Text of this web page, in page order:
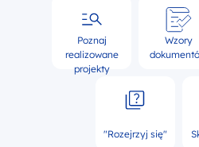
Poznaj
realizowane
projekty
Wzory
"Rozejrzyj się"